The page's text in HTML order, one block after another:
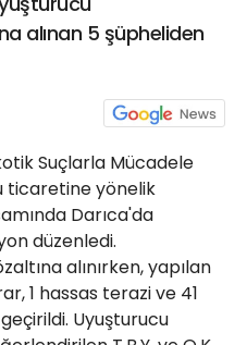
alınan 5 şüpheliden
Suçlarla Mücadele
ticaretine yönelik
Darıca'da
düzenledi.
alınırken, yapılan
1 hassas terazi ve 41
Uyuşturucu